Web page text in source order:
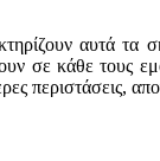
αυτά τα
σε κάθε τους
περιστάσεις,